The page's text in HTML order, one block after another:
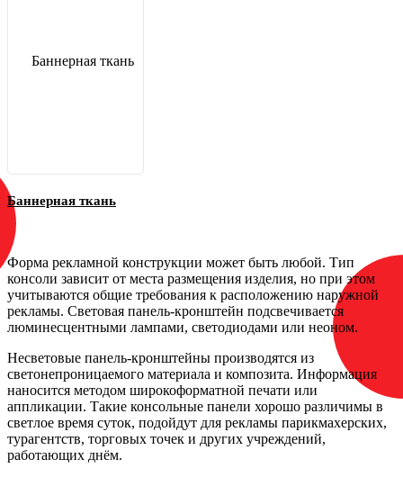
Баннерная ткань
Форма рекламной конструкции может быть любой. Тип
консоли зависит от места размещения изделия, но при этом
учитываются общие требования к расположению наружной
рекламы. Световая панель-кронштейн подсвечивается
люминесцентными лампами, светодиодами или неоном.
Несветовые панель-кронштейны производятся из
светонепроницаемого материала и композита. Информация
наносится методом широкоформатной печати или
аппликации. Такие консольные панели хорошо различимы в
светлое время суток, подойдут для рекламы парикмахерских,
турагентств, торговых точек и других учреждений,
работающих днём.